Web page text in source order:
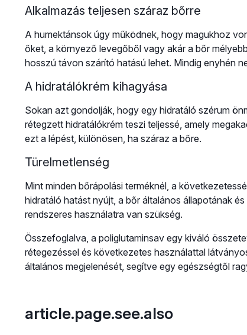
Alkalmazás teljesen száraz bőrre
A humektánsok úgy működnek, hogy magukhoz
őket, a környező levegőből vagy akár a bőr
hosszú távon szárító hatású lehet. Mindig enyhén
A hidratálókrém kihagyása
Sokan azt gondolják, hogy egy hidratáló szérum
rétegzett hidratálókrém teszi teljessé, amely
ezt a lépést, különösen, ha száraz a bőre.
Türelmetlenség
Mint minden bőrápolási terméknél, a
hidratáló hatást nyújt, a bőr általános állapotának
rendszeres használatra van szükség.
Összefoglalva, a poliglutaminsav egy kiváló
rétegezéssel és következetes használattal
általános megjelenését, segítve egy egészségtől
article.page.see.also